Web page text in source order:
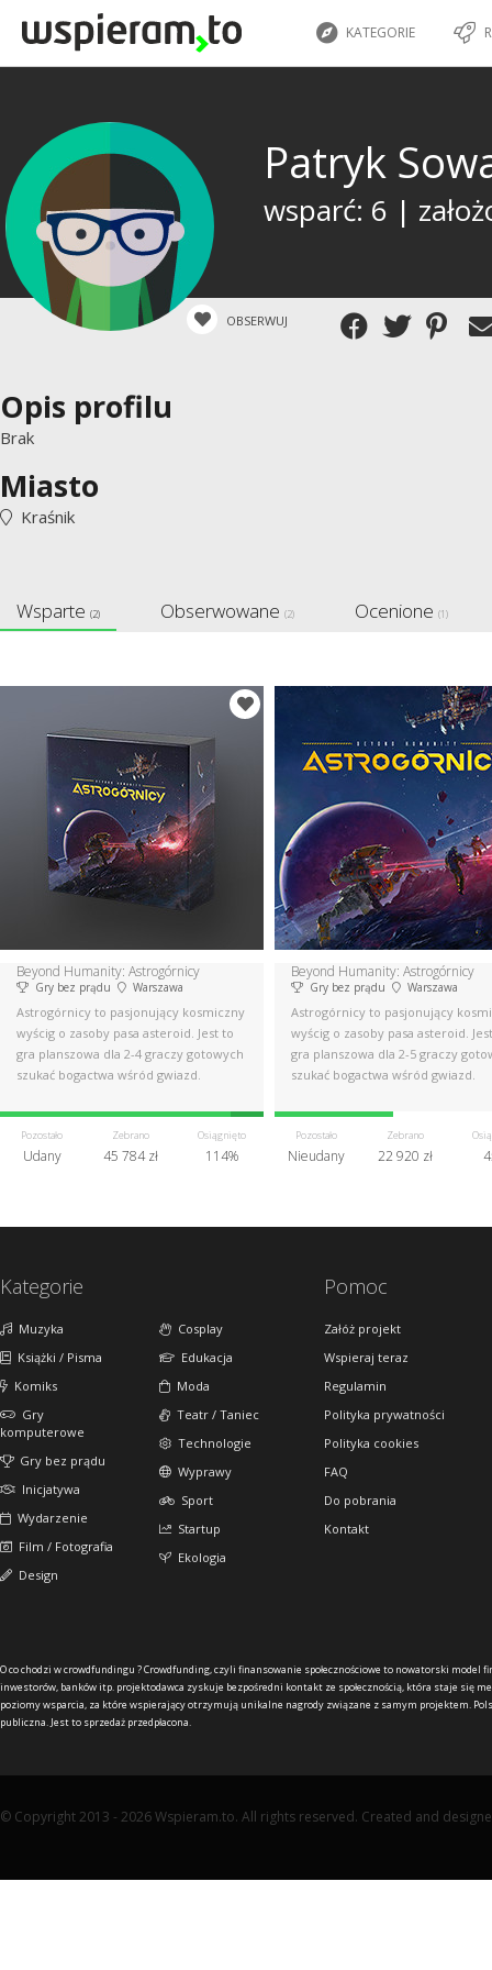
KATEGORIE
Patryk
wsparć: 6 |
OBSERWUJ
Opis profilu
Brak
Miasto
Kraśnik
Wsparte (2) Obserwowane (2) Ocenione (1)
Beyond Humanity: Astrogórnicy
Gry bez prądu Warszawa
Astrogórnicy to pasjonujący kosmiczny
wyścig o zasoby pasa asteroid. Jest to
gra planszowa dla 2-4 graczy gotowych
szukać bogactwa wśród gwiazd.
Pozostało
Udany
Zebrano
45 784 zł
Osiągnięto
114%
Beyond Humanity: Astrogórnicy
Gry bez prądu Warszawa
Astrogórnicy to pasjonujący
wyścig o zasoby pasa asteroid.
gra planszowa dla 2-5 graczy
szukać bogactwa wśród gwiazd.
Pozostało
Nieudany
Zebrano
22 920 zł
Kategorie
Muzyka
Książki / Pisma
Komiks
Gry
komputerowe
Gry bez prądu
Inicjatywa
Wydarzenie
Film / Fotografia
Design
Cosplay
Edukacja
Moda
Teatr / Taniec
Technologie
Wyprawy
Sport
Startup
Ekologia
Pomoc
Załóż projekt
Wspieraj teraz
Regulamin
Polityka prywatności
Polityka cookies
FAQ
Do pobrania
Kontakt
O co chodzi w crowdfundingu ?Crowdfunding, czyli finansowanie społecznościowe to nowatorski model
inwestorów, banków itp. projektodawca zyskuje bezpośredni kontakt ze społecznością, która staje się
poziomy wsparcia, za które wspierający otrzymują unikalne nagrody związane z samym projektem.
publiczna. Jest to sprzedaż przedpłacona.
© Copyright 2013 - 2026 Wspieram.to. All rights reserved. Created and